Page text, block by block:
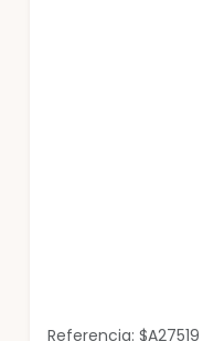
Referencia: $A27519